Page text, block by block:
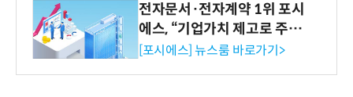
전자문서·전자계약 1위 포시
에스, “기업가치 제고로 주주
환원 강화” 계획 공시
[포시에스] 뉴스룸 바로가기>